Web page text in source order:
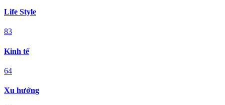
Life Style
83
Kinh tế
64
Xu hướng